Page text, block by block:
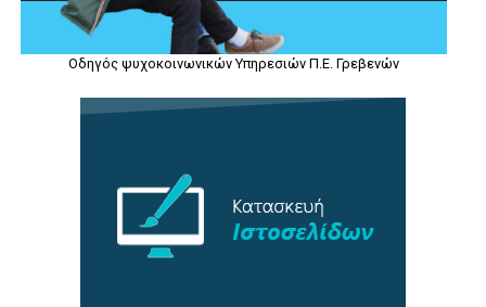
Οδηγός ψυχοκοινωνικών Υπηρεσιών Π.Ε. Γρεβενών